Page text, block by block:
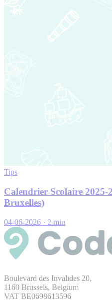
Tips
Calendrier Scolaire
Bruxelles)
04-06-2026 · 2 min
Boulevard des Invalides 20,
1160 Brussels, Belgium
VAT BE0698613596